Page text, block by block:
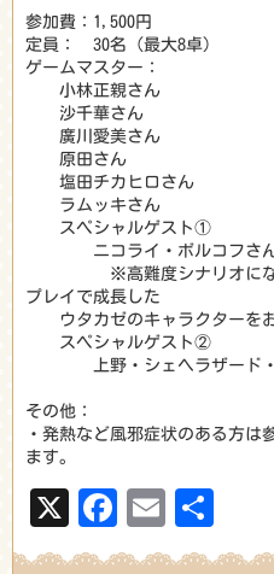
参加費：1,500円
定員： 30名（最大8卓)
ゲームマスター：
小林正親さん
沙千華さん
廣川愛美さん
原田さん
塩田チカヒロさん
ラムッキさん
スペシャルゲスト①
ニコライ・ボルコフさん（
※高難度シナリオになり
プレイで成長した
ウタカゼのキャラクターをお
スペシャルゲスト②
上野・シェヘラザード・
その他：
・発熱など風邪症状のある方は
ます。
X Facebook
Email
有